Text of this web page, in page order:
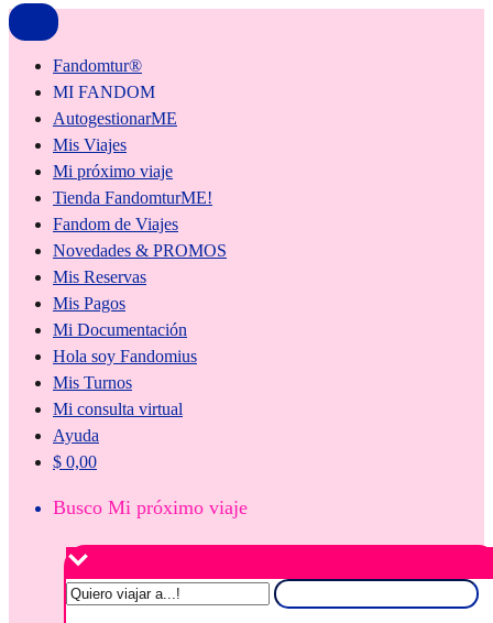
Fandomtur®
MI FANDOM
AutogestionarME
Mis Viajes
Mi próximo viaje
Tienda FandomturME!
Fandom de Viajes
Novedades & PROMOS
Mis Reservas
Mis Pagos
Mi Documentación
Hola soy Fandomius
Mis Turnos
Mi consulta virtual
Ayuda
$ 0,00
Busco Mi próximo viaje